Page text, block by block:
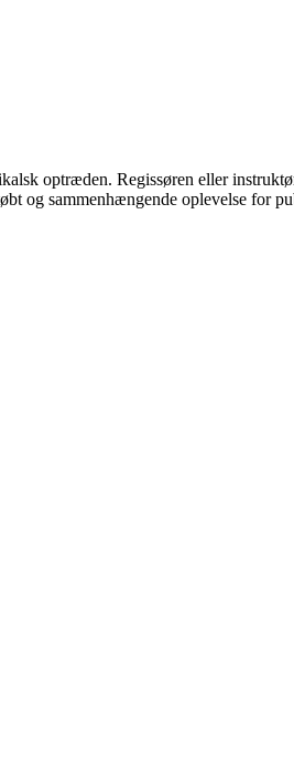
optræden. Regissøren eller
og sammenhængende oplevelse for